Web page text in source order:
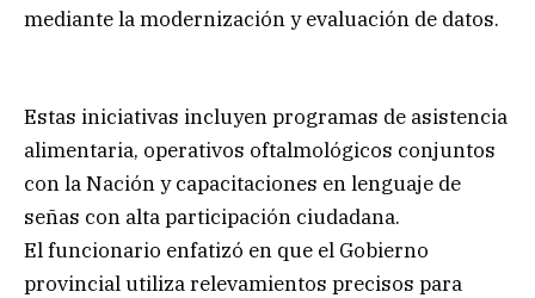
mediante la modernización y evaluación de datos.
Estas iniciativas incluyen programas de asistencia
alimentaria, operativos oftalmológicos conjuntos
con la Nación y capacitaciones en lenguaje de
señas con alta participación ciudadana.
El funcionario enfatizó en que el Gobierno
provincial utiliza relevamientos precisos para